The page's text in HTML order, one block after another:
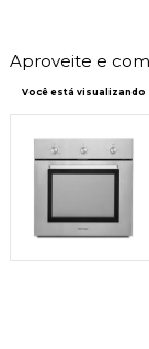
Aproveite e
Você está visualizando